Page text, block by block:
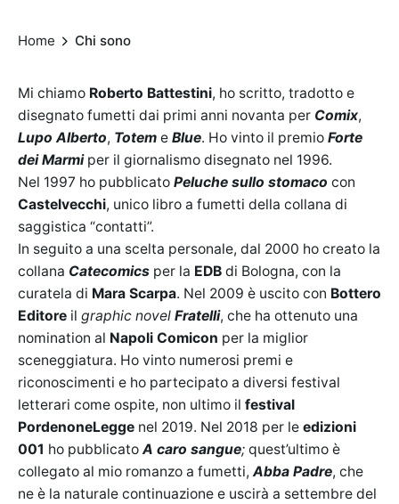
Home Chi sono
Mi chiamo Roberto Battestini, ho scritto, tradotto e
disegnato fumetti dai primi anni novanta per Comix,
Lupo Alberto, Totem e Blue. Ho vinto il premio Forte
dei Marmiper il giornalismo disegnato nel 1996.
Nel 1997 ho pubblicato Peluche sullo stomaco con
Castelvecchi, unico libro a fumetti della collana di
saggistica “contatti”.
In seguito a una scelta personale, dal 2000 ho creato la
collana Catecomics per la EDB di Bologna, con la
curatela di Mara Scarpa. Nel 2009 è uscito con Bottero
Editore il graphic novel Fratelli, che ha ottenuto una
nomination al Napoli Comicon per la miglior
sceneggiatura. Ho vinto numerosi premi e
riconoscimenti e ho partecipato a diversi festival
letterari come ospite, non ultimo il festival
PordenoneLegge nel 2019. Nel 2018 per le edizioni
001 ho pubblicatoA caro sangue; quest’ultimo è
collegato al mio romanzo a fumetti,Abba Padre, che
ne è la naturale continuazione e uscirà a settembre del